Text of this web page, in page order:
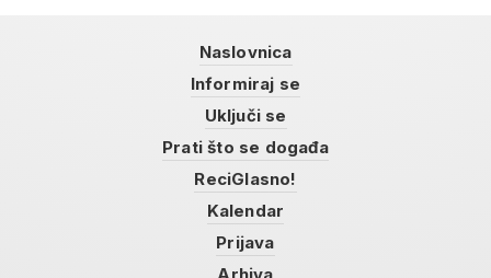
Naslovnica
Informiraj se
Uključi se
Prati što se događa
ReciGlasno!
Kalendar
Prijava